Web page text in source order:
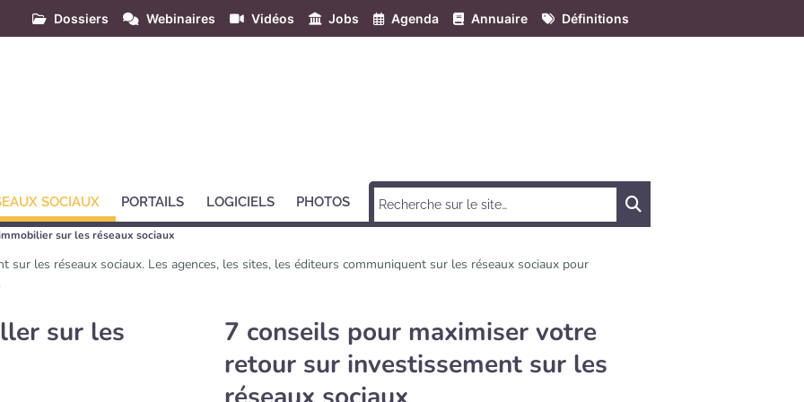
Dossiers Webinaires Vidéos Jobs Agenda Annuaire Définitions
SOCIAUX PORTAILS LOGICIELS PHOTOS
sur les réseaux sociaux
les réseaux sociaux. Les agences, les sites, les éditeurs communiquent sur les réseaux sociaux pour
sur les
7 conseils pour maximiser votre
retour sur investissement sur les